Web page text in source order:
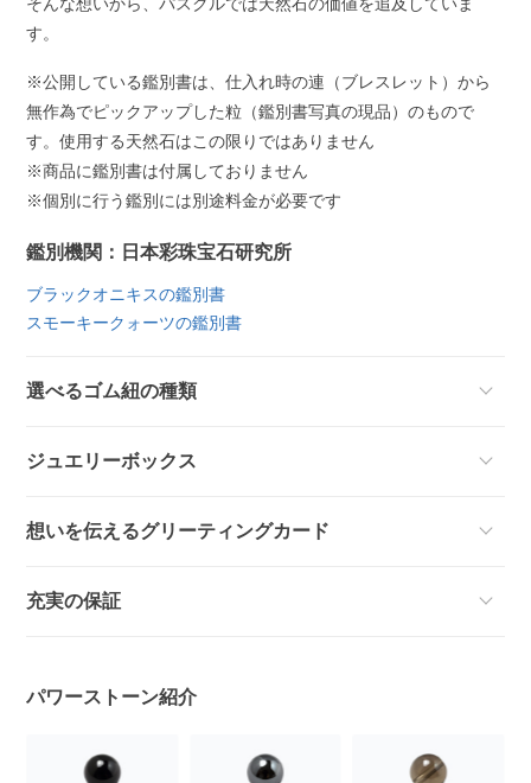
す。
※公開している鑑別書は、仕入れ時の連（ブレスレット）から
無作為でピックアップした粒（鑑別書写真の現品）のもので
す。使用する天然石はこの限りではありません
※商品に鑑別書は付属しておりません
※個別に行う鑑別には別途料金が必要です
鑑別機関：日本彩珠宝石研究所
ブラックオニキスの鑑別書
スモーキークォーツの鑑別書
選べるゴム紐の種類
ジュエリーボックス
想いを伝えるグリーティングカード
充実の保証
パワーストーン紹介